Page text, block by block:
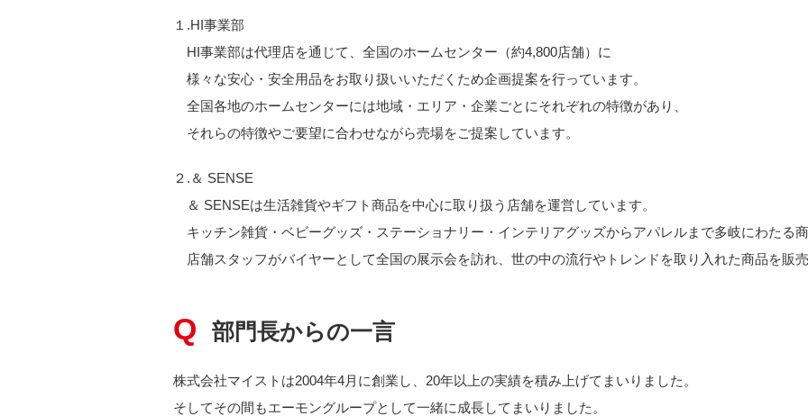
１.HI事業部
HI事業部は代理店を通じて、全国のホームセンター（約4,800店舗）に
様々な安心・安全用品をお取り扱いいただくため企画提案を行っています。
全国各地のホームセンターには地域・エリア・企業ごとにそれぞれの特徴があり、
それらの特徴やご要望に合わせながら売場をご提案しています。
２.＆ SENSE
＆ SENSEは生活雑貨やギフト商品を中心に取り扱う店舗を運営しています。
キッチン雑貨・ベビーグッズ・ステーショナリー・インテリアグッズからアパレルまで多岐にわたる
店舗スタッフがバイヤーとして全国の展示会を訪れ、世の中の流行やトレンドを取り入れた商品を販
部門長からの一言
株式会社マイストは2004年4月に創業し、20年以上の実績を積み上げてまいりました。
そしてその間もエーモングループとして一緒に成長してまいりました。